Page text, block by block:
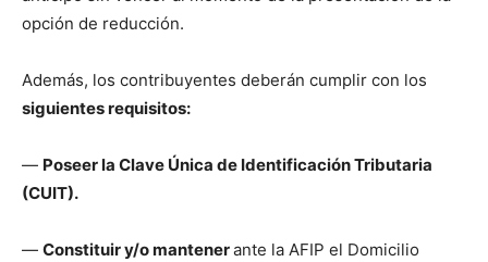
opción de reducción.
Además, los contribuyentes deberán cumplir con los
siguientes requisitos:
— Poseer la Clave Única de Identificación Tributaria
(CUIT).
— Constituir y/o mantenerante la AFIP el Domicilio